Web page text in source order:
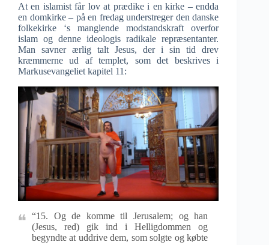
At en islamist får lov at prædike i en kirke – endda
en domkirke – på en fredag understreger den danske
folkekirke ‘s manglende modstandskraft overfor
islam og denne ideologis radikale repræsentanter.
Man savner ærlig talt Jesus, der i sin tid drev
kræmmerne ud af templet, som det beskrives i
Markusevangeliet kapitel 11:
“15. Og de komme til Jerusalem; og han
(Jesus, red) gik ind i Helligdommen og
begyndte at uddrive dem, som solgte og købte